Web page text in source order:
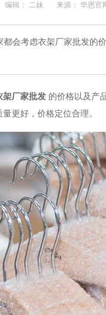
编辑： 二妹 来源： 华恩官
会考虑衣架厂家批发的
架厂家批发 的价格以及产
更好，价格定位合理。